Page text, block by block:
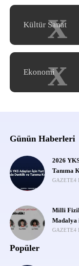
x
Kültür Sanat
x
Ekonomi
Günün Haberleri
2026
Tanıma
GAZETE4
Milli
Madalya
GAZETE4
Popüler